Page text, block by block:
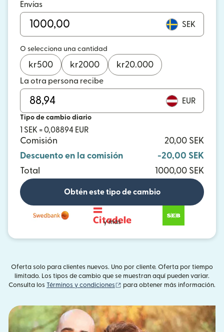
Envías
SEK
O selecciona una cantidad
kr500 kr2000 kr20.000
La otra persona recibe
EUR
Tipo de cambio diario
1 SEK = 0,08894 EUR
Comisión
20,00 SEK
Descuento en la comisión
-20,00 SEK
Total
1000,00 SEK
Obtén este tipo de cambio
y más
Oferta solo para clientes nuevos. Uno por cliente. Oferta por tiempo
limitado. Los tipos de cambio que se muestran aquí pueden variar.
Consulta los Términos y condiciones (se abre en una ventana nueva)
para obtener más información.